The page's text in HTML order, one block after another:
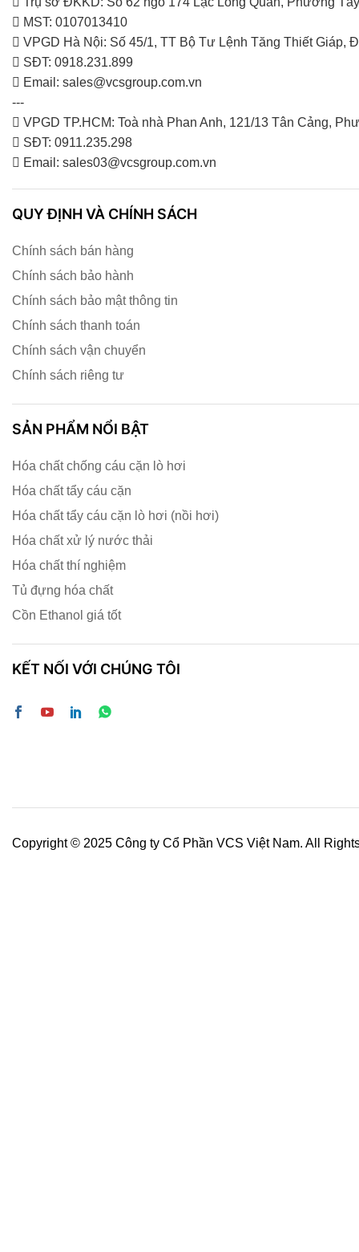
MST: 0107013410
VPGD Hà Nội: Số 45/1, TT Bộ Tư Lệnh Tăng Thiết
SĐT: 0918.231.899
Email: sales@vcsgroup.com.vn
---
VPGD TP.HCM: Toà nhà Phan Anh, 121/13 Tân Cảng,
SĐT: 0911.235.298
Email: sales03@vcsgroup.com.vn
QUY ĐỊNH VÀ CHÍNH SÁCH
Chính sách bán hàng
Chính sách bảo hành
Chính sách bảo mật thông tin
Chính sách thanh toán
Chính sách vận chuyển
Chính sách riêng tư
SẢN PHẨM NỔI BẬT
Hóa chất chống cáu cặn lò hơi
Hóa chất tẩy cáu cặn
Hóa chất tẩy cáu cặn lò hơi (nồi hơi)
Hóa chất xử lý nước thải
Hóa chất thí nghiệm
Tủ đựng hóa chất
Cồn Ethanol giá tốt
KẾT NỐI VỚI CHÚNG TÔI
Copyright © 2025 Công ty Cổ Phần VCS Việt Nam. All